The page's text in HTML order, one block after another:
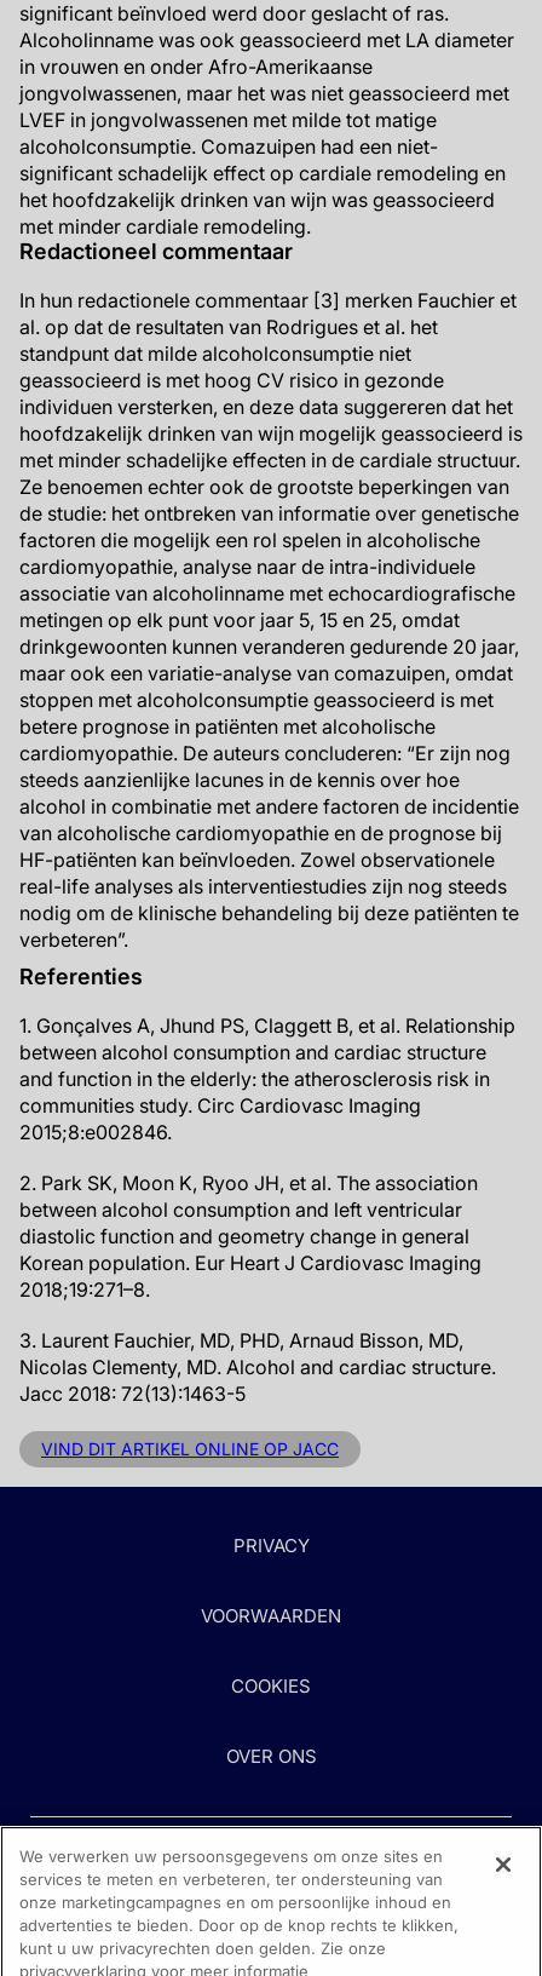
significant beïnvloed werd door geslacht of ras.
Alcoholinname was ook geassocieerd met LA diameter
in vrouwen en onder Afro-Amerikaanse
jongvolwassenen, maar het was niet geassocieerd met
LVEF in jongvolwassenen met milde tot matige
alcoholconsumptie. Comazuipen had een niet-
significant schadelijk effect op cardiale remodeling en
het hoofdzakelijk drinken van wijn was geassocieerd
met minder cardiale remodeling.
Redactioneel commentaar
In hun redactionele commentaar [3] merken Fauchier et
al. op dat de resultaten van Rodrigues et al. het
standpunt dat milde alcoholconsumptie niet
geassocieerd is met hoog CV risico in gezonde
individuen versterken, en deze data suggereren dat het
hoofdzakelijk drinken van wijn mogelijk geassocieerd is
met minder schadelijke effecten in de cardiale structuur.
Ze benoemen echter ook de grootste beperkingen van
de studie: het ontbreken van informatie over genetische
factoren die mogelijk een rol spelen in alcoholische
cardiomyopathie, analyse naar de intra-individuele
associatie van alcoholinname met echocardiografische
metingen op elk punt voor jaar 5, 15 en 25, omdat
drinkgewoonten kunnen veranderen gedurende 20 jaar,
maar ook een variatie-analyse van comazuipen, omdat
stoppen met alcoholconsumptie geassocieerd is met
betere prognose in patiënten met alcoholische
cardiomyopathie. De auteurs concluderen: “Er zijn nog
steeds aanzienlijke lacunes in de kennis over hoe
alcohol in combinatie met andere factoren de incidentie
van alcoholische cardiomyopathie en de prognose bij
HF-patiënten kan beïnvloeden. Zowel observationele
real-life analyses als interventiestudies zijn nog steeds
nodig om de klinische behandeling bij deze patiënten te
verbeteren”.
Referenties
1. Gonçalves A, Jhund PS, Claggett B, et al. Relationship
between alcohol consumption and cardiac structure
and function in the elderly: the atherosclerosis risk in
communities study. Circ Cardiovasc Imaging
2015;8:e002846.
2. Park SK, Moon K, Ryoo JH, et al. The association
between alcohol consumption and left ventricular
diastolic function and geometry change in general
Korean population. Eur Heart J Cardiovasc Imaging
2018;19:271–8.
3. Laurent Fauchier, MD, PHD, Arnaud Bisson, MD,
Nicolas Clementy, MD. Alcohol and cardiac structure.
Jacc 2018: 72(13):1463-5
VIND DIT ARTIKEL ONLINE OP JACC
PRIVACY
VOORWAARDEN
COOKIES
OVER ONS
Heeft u hulp nodig?
We verwerken uw persoonsgegevens om onze sites en
services te meten en verbeteren, ter ondersteuning van
onze marketingcampagnes en om persoonlijke inhoud en
advertenties te bieden. Door op de knop rechts te klikken,
kunt u uw privacyrechten doen gelden. Zie onze
privacyverklaring voor meer informatie